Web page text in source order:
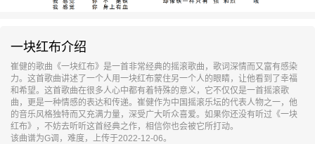
一块红布介绍
崔健的歌曲《一块红布》是一首非常经典的摇滚歌曲，歌词深情而又富有感染
力。这首歌曲讲述了一个人用一块红布蒙住另一个人的眼睛，让他看到了幸福
和希望。这首歌曲在很多人心中都有着特殊的意义，它不仅仅是一首摇滚歌
曲，更是一种情感的表达和传递。崔健作为中国摇滚乐坛的代表人物之一，他
的音乐风格独特而又充满力量，深受广大听众喜爱。如果你还没有听过《一块
红布》，不妨去听听这首经典之作，相信你也会被它所打动。
该曲谱为G调，难度，上传于2022-12-06。